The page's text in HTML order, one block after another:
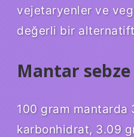
vejetaryenler ve
değerli bir
Mantar sebze
100 gram mantarda
karbonhidrat, 3.09